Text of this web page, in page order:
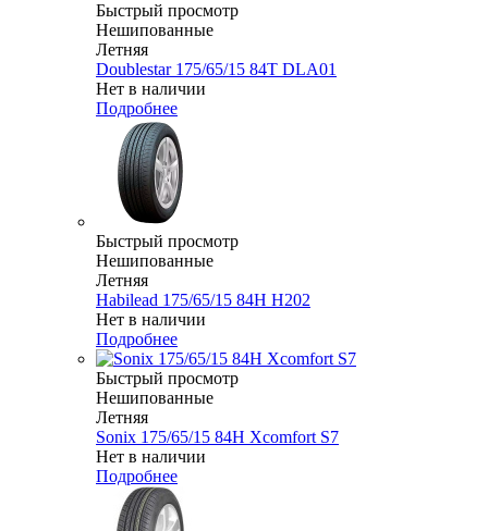
Быстрый просмотр
Нешипованные
Летняя
Doublestar 175/65/15 84T DLA01
Нет в наличии
Подробнее
Быстрый просмотр
Нешипованные
Летняя
Habilead 175/65/15 84H H202
Нет в наличии
Подробнее
Быстрый просмотр
Нешипованные
Летняя
Sonix 175/65/15 84H Xcomfort S7
Нет в наличии
Подробнее